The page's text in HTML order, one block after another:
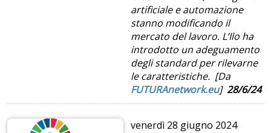
artificiale e automazione
stanno modificando il
mercato del lavoro. L’Ilo ha
introdotto un adeguamento
degli standard per rilevarne
le caratteristiche. [Da
FUTURAnetwork.eu] 28/6/24
venerdì 28 giugno 2024